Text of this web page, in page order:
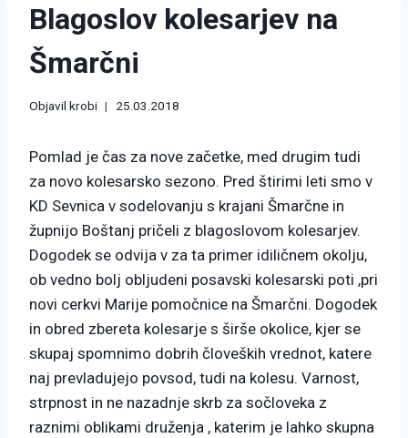
Blagoslov kolesarjev na
Šmarčni
Objavil krobi 25.03.2018
Pomlad je čas za nove začetke, med drugim tudi
za novo kolesarsko sezono. Pred štirimi leti smo v
KD Sevnica v sodelovanju s krajani Šmarčne in
župnijo Boštanj pričeli z blagoslovom kolesarjev.
Dogodek se odvija v za ta primer idiličnem okolju,
ob vedno bolj obljudeni posavski kolesarski poti ,pri
novi cerkvi Marije pomočnice na Šmarčni. Dogodek
in obred zbereta kolesarje s širše okolice, kjer se
skupaj spomnimo dobrih človeških vrednot, katere
naj prevladujejo povsod, tudi na kolesu. Varnost,
strpnost in ne nazadnje skrb za sočloveka z
raznimi oblikami druženja , katerim je lahko skupna